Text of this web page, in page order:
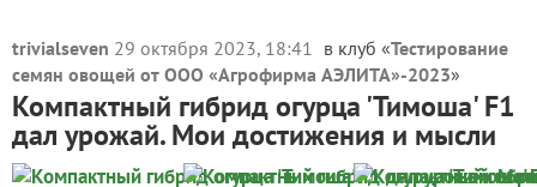
trivialseven 29 октября 2023, 18:41 в клуб «Тестирование
семян овощей от ООО «Агрофирма АЭЛИТА»-2023»
Компактный гибрид огурца 'Тимоша' F1
дал урожай. Мои достижения и мысли